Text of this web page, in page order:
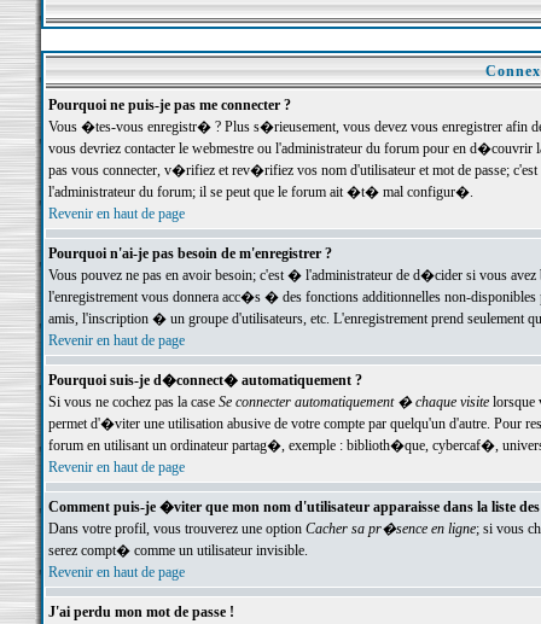
Pourquoi ne puis-je pas me connecter ?
Vous �tes-vous enregistr� ? Plus s�rieusement, vous devez vous enregistrer
vous devriez contacter le webmestre ou l'administrateur du forum pour en
pas vous connecter, v�rifiez et rev�rifiez vos nom d'utilisateur et mot de passe;
l'administrateur du forum; il se peut que le forum ait �t� mal configur�.
Revenir en haut de page
Pourquoi n'ai-je pas besoin de m'enregistrer ?
Vous pouvez ne pas en avoir besoin; c'est � l'administrateur de d�cider si vous
l'enregistrement vous donnera acc�s � des fonctions additionnelles non-
amis, l'inscription � un groupe d'utilisateurs, etc. L'enregistrement prend seulement
Revenir en haut de page
Pourquoi suis-je d�connect� automatiquement ?
Si vous ne cochez pas la case Se connecter automatiquement � chaque visitelorsque
permet d'�viter une utilisation abusive de votre compte par quelqu'un d'autre. Pour
forum en utilisant un ordinateur partag�, exemple : biblioth�que, cybercaf�,
Revenir en haut de page
Comment puis-je �viter que mon nom d'utilisateur apparaisse dans la liste
Dans votre profil, vous trouverez une option Cacher sa pr�sence en ligne; si vous
serez compt� comme un utilisateur invisible.
Revenir en haut de page
J'ai perdu mon mot de passe !